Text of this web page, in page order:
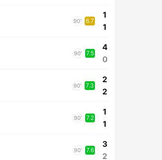
90' 6.7
1
1
90' 7.5
4
0
90' 7.3
2
2
90' 7.2
1
1
90' 7.6
3
2